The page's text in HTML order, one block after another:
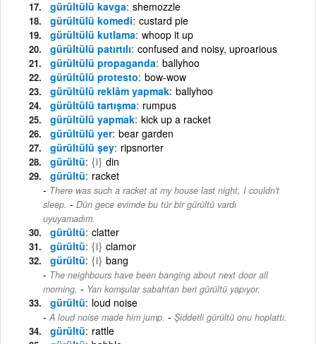
gürültülü kavga shemozzle
gürültülü komedi custard pie
gürültülü kutlama whoop it up
gürültülü patırtılı confused and noisy, uproarious
gürültülü propaganda ballyhoo
gürültülü protesto bow-wow
gürültülü reklâm yapmak ballyhoo
gürültülü tartışma rumpus
gürültülü yapmak kick up a racket
gürültülü yer bear garden
gürültülü şey ripsnorter
gürültü {i} din
gürültü racket
There was such a racket at my house last night, I couldn't
sleep. - Dün gece evimde bu tür bir gürültü vardı
uyuyamadım.
gürültü clatter
gürültü {i} clamor
gürültü {i} bang
The neighbours have been banging about next door all
morning. - Yan komşular sabahtan beri gürültü yapıyor.
gürültü loud noise
A loud noise made him jump. - Şiddetli gürültü onu hoplattı.
gürültü rattle